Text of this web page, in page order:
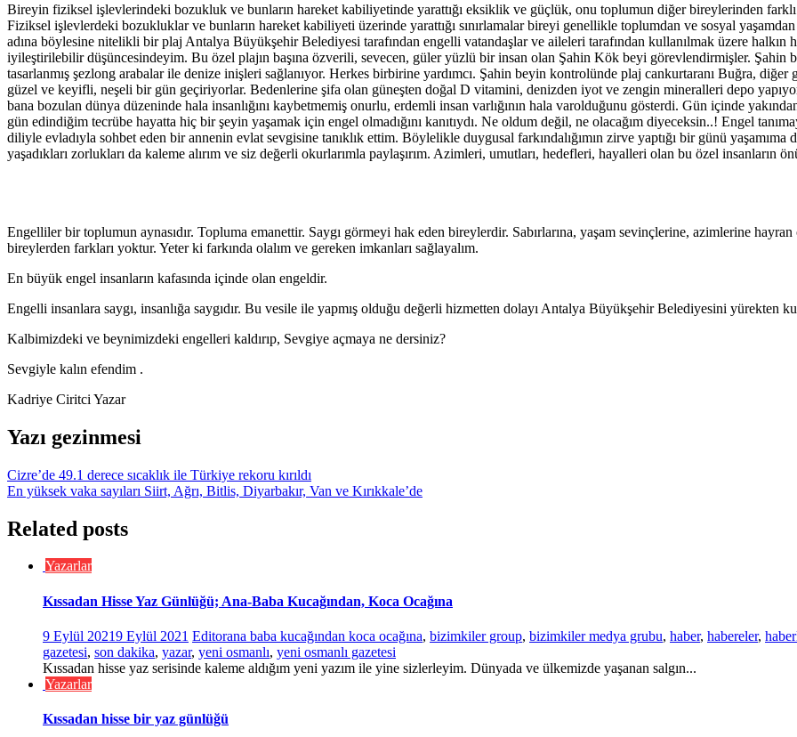
Bireyin fiziksel işlevlerindeki bozukluk ve bunların hareket kabiliyetinde yarattığı eksiklik ve güçlük, onu toplumun diğer bireylerinden farklı
Fiziksel işlevlerdeki bozukluklar ve bunların hareket kabiliyeti üzerinde yarattığı sınırlamalar bireyi genellikle toplumdan ve sosyal yaşamdan
adına böylesine nitelikli bir plaj Antalya Büyükşehir Belediyesi tarafından engelli vatandaşlar ve aileleri tarafından kullanılmak üzere halkın
iyileştirilebilir düşüncesindeyim. Bu özel plajın başına özverili, sevecen, güler yüzlü bir insan olan Şahin Kök beyi görevlendirmişler.
tasarlanmış şezlong arabalar ile denize inişleri sağlanıyor. Herkes birbirine yardımcı. Şahin beyin kontrolünde plaj cankurtaranı Buğra,
güzel ve keyifli, neşeli bir gün geçiriyorlar. Bedenlerine şifa olan güneşten doğal D vitamini, denizden iyot ve zengin mineralleri depo
bana bozulan dünya düzeninde hala insanlığını kaybetmemiş onurlu, erdemli insan varlığının hala varolduğunu gösterdi. Gün içinde
gün edindiğim tecrübe hayatta hiç bir şeyin yaşamak için engel olmadığını kanıtıydı. Ne oldum değil, ne olacağım diyeceksin..! Engel
diliyle evladıyla sohbet eden bir annenin evlat sevgisine tanıklık ettim. Böylelikle duygusal farkındalığımın zirve yaptığı bir günü
yaşadıkları zorlukları da kaleme alırım ve siz değerli okurlarımla paylaşırım. Azimleri, umutları, hedefleri, hayalleri olan bu özel insanların
Engelliler bir toplumun aynasıdır. Topluma emanettir. Saygı görmeyi hak eden bireylerdir. Sabırlarına, yaşam sevinçlerine, azimlerine
bireylerden farkları yoktur. Yeter ki farkında olalım ve gereken imkanları sağlayalım.
En büyük engel insanların kafasında içinde olan engeldir.
Engelli insanlara saygı, insanlığa saygıdır. Bu vesile ile yapmış olduğu değerli hizmetten dolayı Antalya Büyükşehir Belediyesini yürekten
Kalbimizdeki ve beynimizdeki engelleri kaldırıp, Sevgiye açmaya ne dersiniz?
Sevgiyle kalın efendim .
Kadriye Ciritci Yazar
Yazı gezinmesi
Cizre’de 49.1 derece sıcaklık ile Türkiye rekoru kırıldı
En yüksek vaka sayıları Siirt, Ağrı, Bitlis, Diyarbakır, Van ve Kırıkkale’de
Related posts
Yazarlar
Kıssadan Hisse Yaz Günlüğü; Ana-Baba Kucağından, Koca Ocağına
9 Eylül 20219 Eylül 2021 Editorana baba kucağından koca ocağına, bizimkiler group, bizimkiler medya grubu, haber, habereler,
gazetesi, son dakika, yazar, yeni osmanlı, yeni osmanlı gazetesi
Kıssadan hisse yaz serisinde kaleme aldığım yeni yazım ile yine sizlerleyim. Dünyada ve ülkemizde yaşanan salgın...
Yazarlar
Kıssadan hisse bir yaz günlüğü